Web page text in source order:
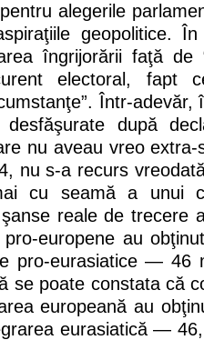
alegerile
geopolitice.
îngrijorării faţă de
electoral, fapt
Într-
după
nu aveau vreo
nu s-a recurs
cu seamă a unui
reale de trecere
pro-europene au
pro-eurasiatice — 46
se poate constata că
europeană au
eurasiatică —